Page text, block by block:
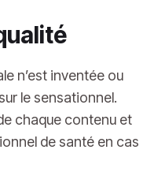
n’est inventée ou
le sensationnel.
chaque contenu et
de santé en cas